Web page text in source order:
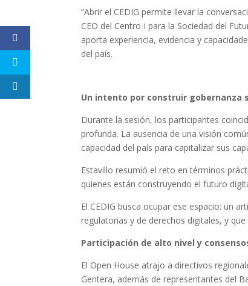
“Abrir el CEDIG permite llevar la
CEO del Centro-i para la Sociedad del
aporta experiencia, evidencia y
del país.
Un intento por construir gobernanza
Durante la sesión, los participantes
profunda. La ausencia de una visión
capacidad del país para capitalizar sus
Estavillo resumió el reto en términos
quienes están construyendo el futuro
El CEDIG busca ocupar ese espacio: un
regulatorias y de derechos digitales, y
Participación de alto nivel y
El Open House atrajo a directivos
Gentera, además de representantes del